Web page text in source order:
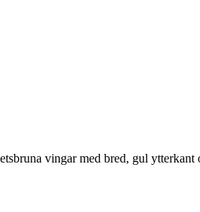
vingar med bred, gul